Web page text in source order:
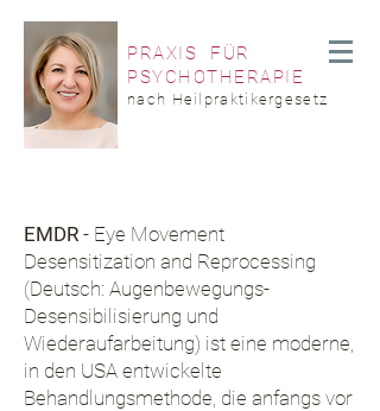
PRAXIS FÜR
PSYCHOTHERAPIE
nach Heilpraktikergesetz
EMDR - Eye Movement
Desensitization and Reprocessing
(Deutsch: Augenbewegungs-
Desensibilisierung und
Wiederaufarbeitung) ist eine moderne,
in den USA entwickelte
Behandlungsmethode, die anfangs vor